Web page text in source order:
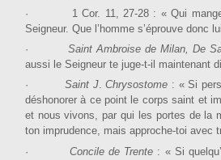
· 1 Cor. 11, 27-28 : « Qui mange
Seigneur. Que l’homme s’éprouve donc
·Saint Ambroise de Milan, De
aussi le Seigneur te juge-t-il maintenant
·Saint J.Chry­sostome : « Si
déshonorer à ce point le corps saint et
et nous vivons, par qui les portes de la
ton imprudence, mais approche-toi avec
·Concile de Trente : « Si